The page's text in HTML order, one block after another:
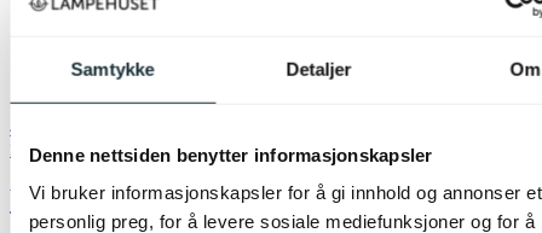
Samtykke Detaljer Om
Denne nettsiden benytter informasjonskapsler
Vi bruker informasjonskapsler for å gi innhold og annonser et
personlig preg, for å levere sosiale mediefunksjoner og for å
40% ved kjøp av 2 eller flere
Nova Life
Vienna II sylinder skjerm 25cm grå